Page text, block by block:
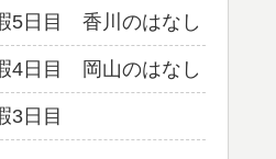
5日目 香川のはなし
4日目 岡山のはなし
3日目